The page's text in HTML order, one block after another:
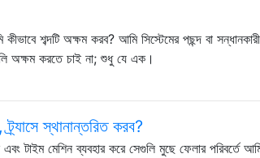
শব্দটি অক্ষম করব? আমি সিস্টেমের পছন্দ বা সন্ধানকারী
অক্ষম করতে চাই না; শুধু যে এক।
স্থানান্তরিত করব?
টাইম মেশিন ব্যবহার করে সেগুলি মুছে ফেলার পরিবর্তে